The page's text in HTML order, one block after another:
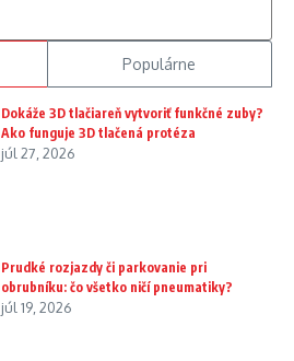
Populárne
Dokáže 3D tlačiareň vytvoriť funkčné zuby?
Ako funguje 3D tlačená protéza
júl 27, 2026
Prudké rozjazdy či parkovanie pri
obrubníku: čo všetko ničí pneumatiky?
júl 19, 2026